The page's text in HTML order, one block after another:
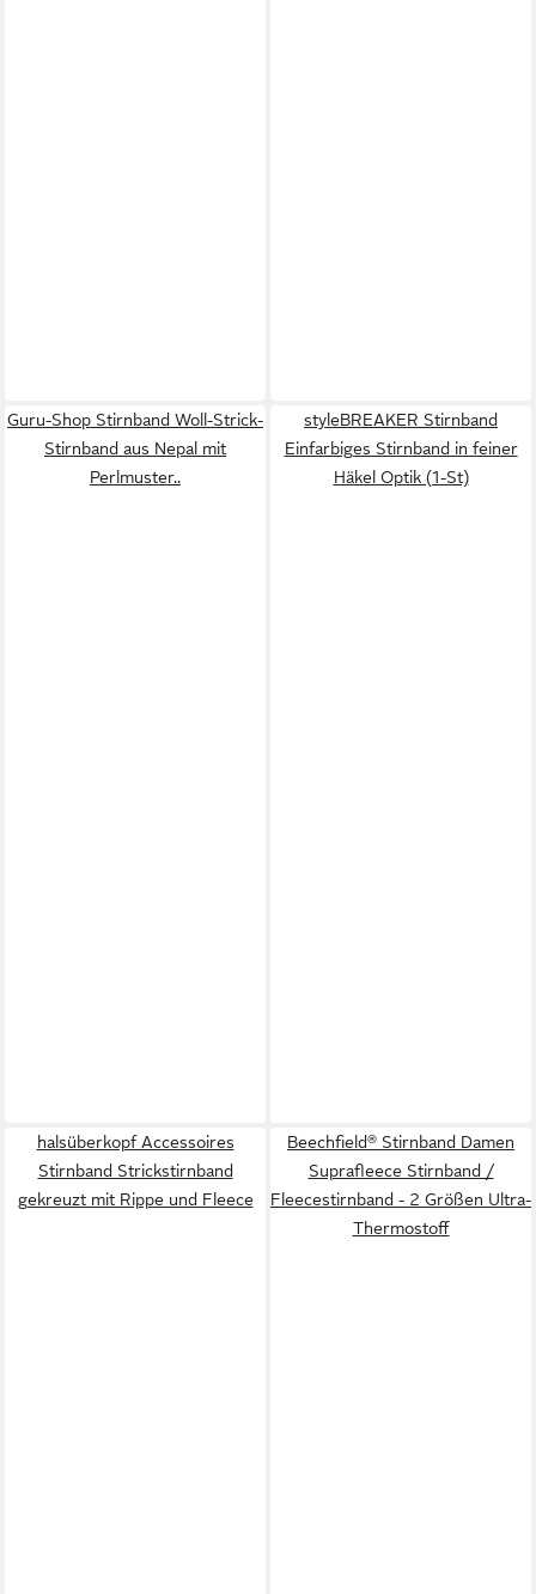
Guru-Shop Stirnband Woll-Strick-
Stirnband aus Nepal mit
Perlmuster..
styleBREAKER Stirnband
Einfarbiges Stirnband in feiner
Häkel Optik (1-St)
halsüberkopf Accessoires
Stirnband Strickstirnband
gekreuzt mit Rippe und Fleece
Beechfield® Stirnband Damen
Suprafleece Stirnband /
Fleecestirnband - 2 Größen Ultra-
Thermostoff